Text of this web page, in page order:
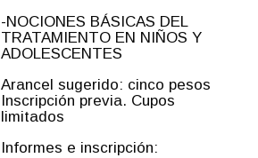
-NOCIONES BÁSICAS DEL
TRATAMIENTO EN NIÑOS Y
ADOLESCENTES
Arancel sugerido: cinco pesos
Inscripción previa. Cupos
limitados
Informes e inscripción: